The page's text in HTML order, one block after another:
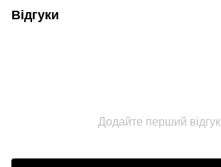
Відгуки
Додайте перший відгук